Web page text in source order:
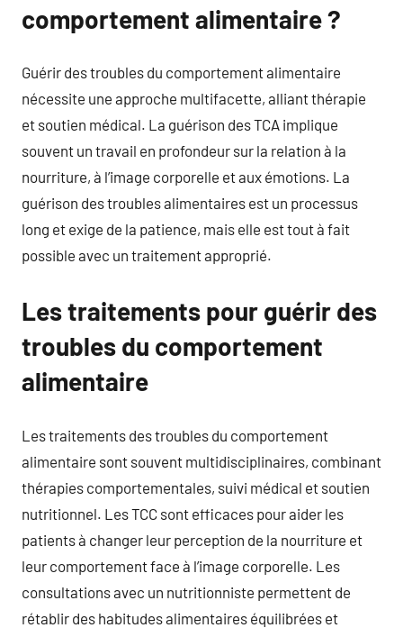
comportement alimentaire ?
Guérir des troubles du comportement alimentaire
nécessite une approche multifacette, alliant thérapie
et soutien médical. La guérison des TCA implique
souvent un travail en profondeur sur la relation à la
nourriture, à l’image corporelle et aux émotions. La
guérison des troubles alimentaires est un processus
long et exige de la patience, mais elle est tout à fait
possible avec un traitement approprié.
Les traitements pour guérir des
troubles du comportement
alimentaire
Les traitements des troubles du comportement
alimentaire sont souvent multidisciplinaires, combinant
thérapies comportementales, suivi médical et soutien
nutritionnel. Les TCC sont efficaces pour aider les
patients à changer leur perception de la nourriture et
leur comportement face à l’image corporelle. Les
consultations avec un nutritionniste permettent de
rétablir des habitudes alimentaires équilibrées et